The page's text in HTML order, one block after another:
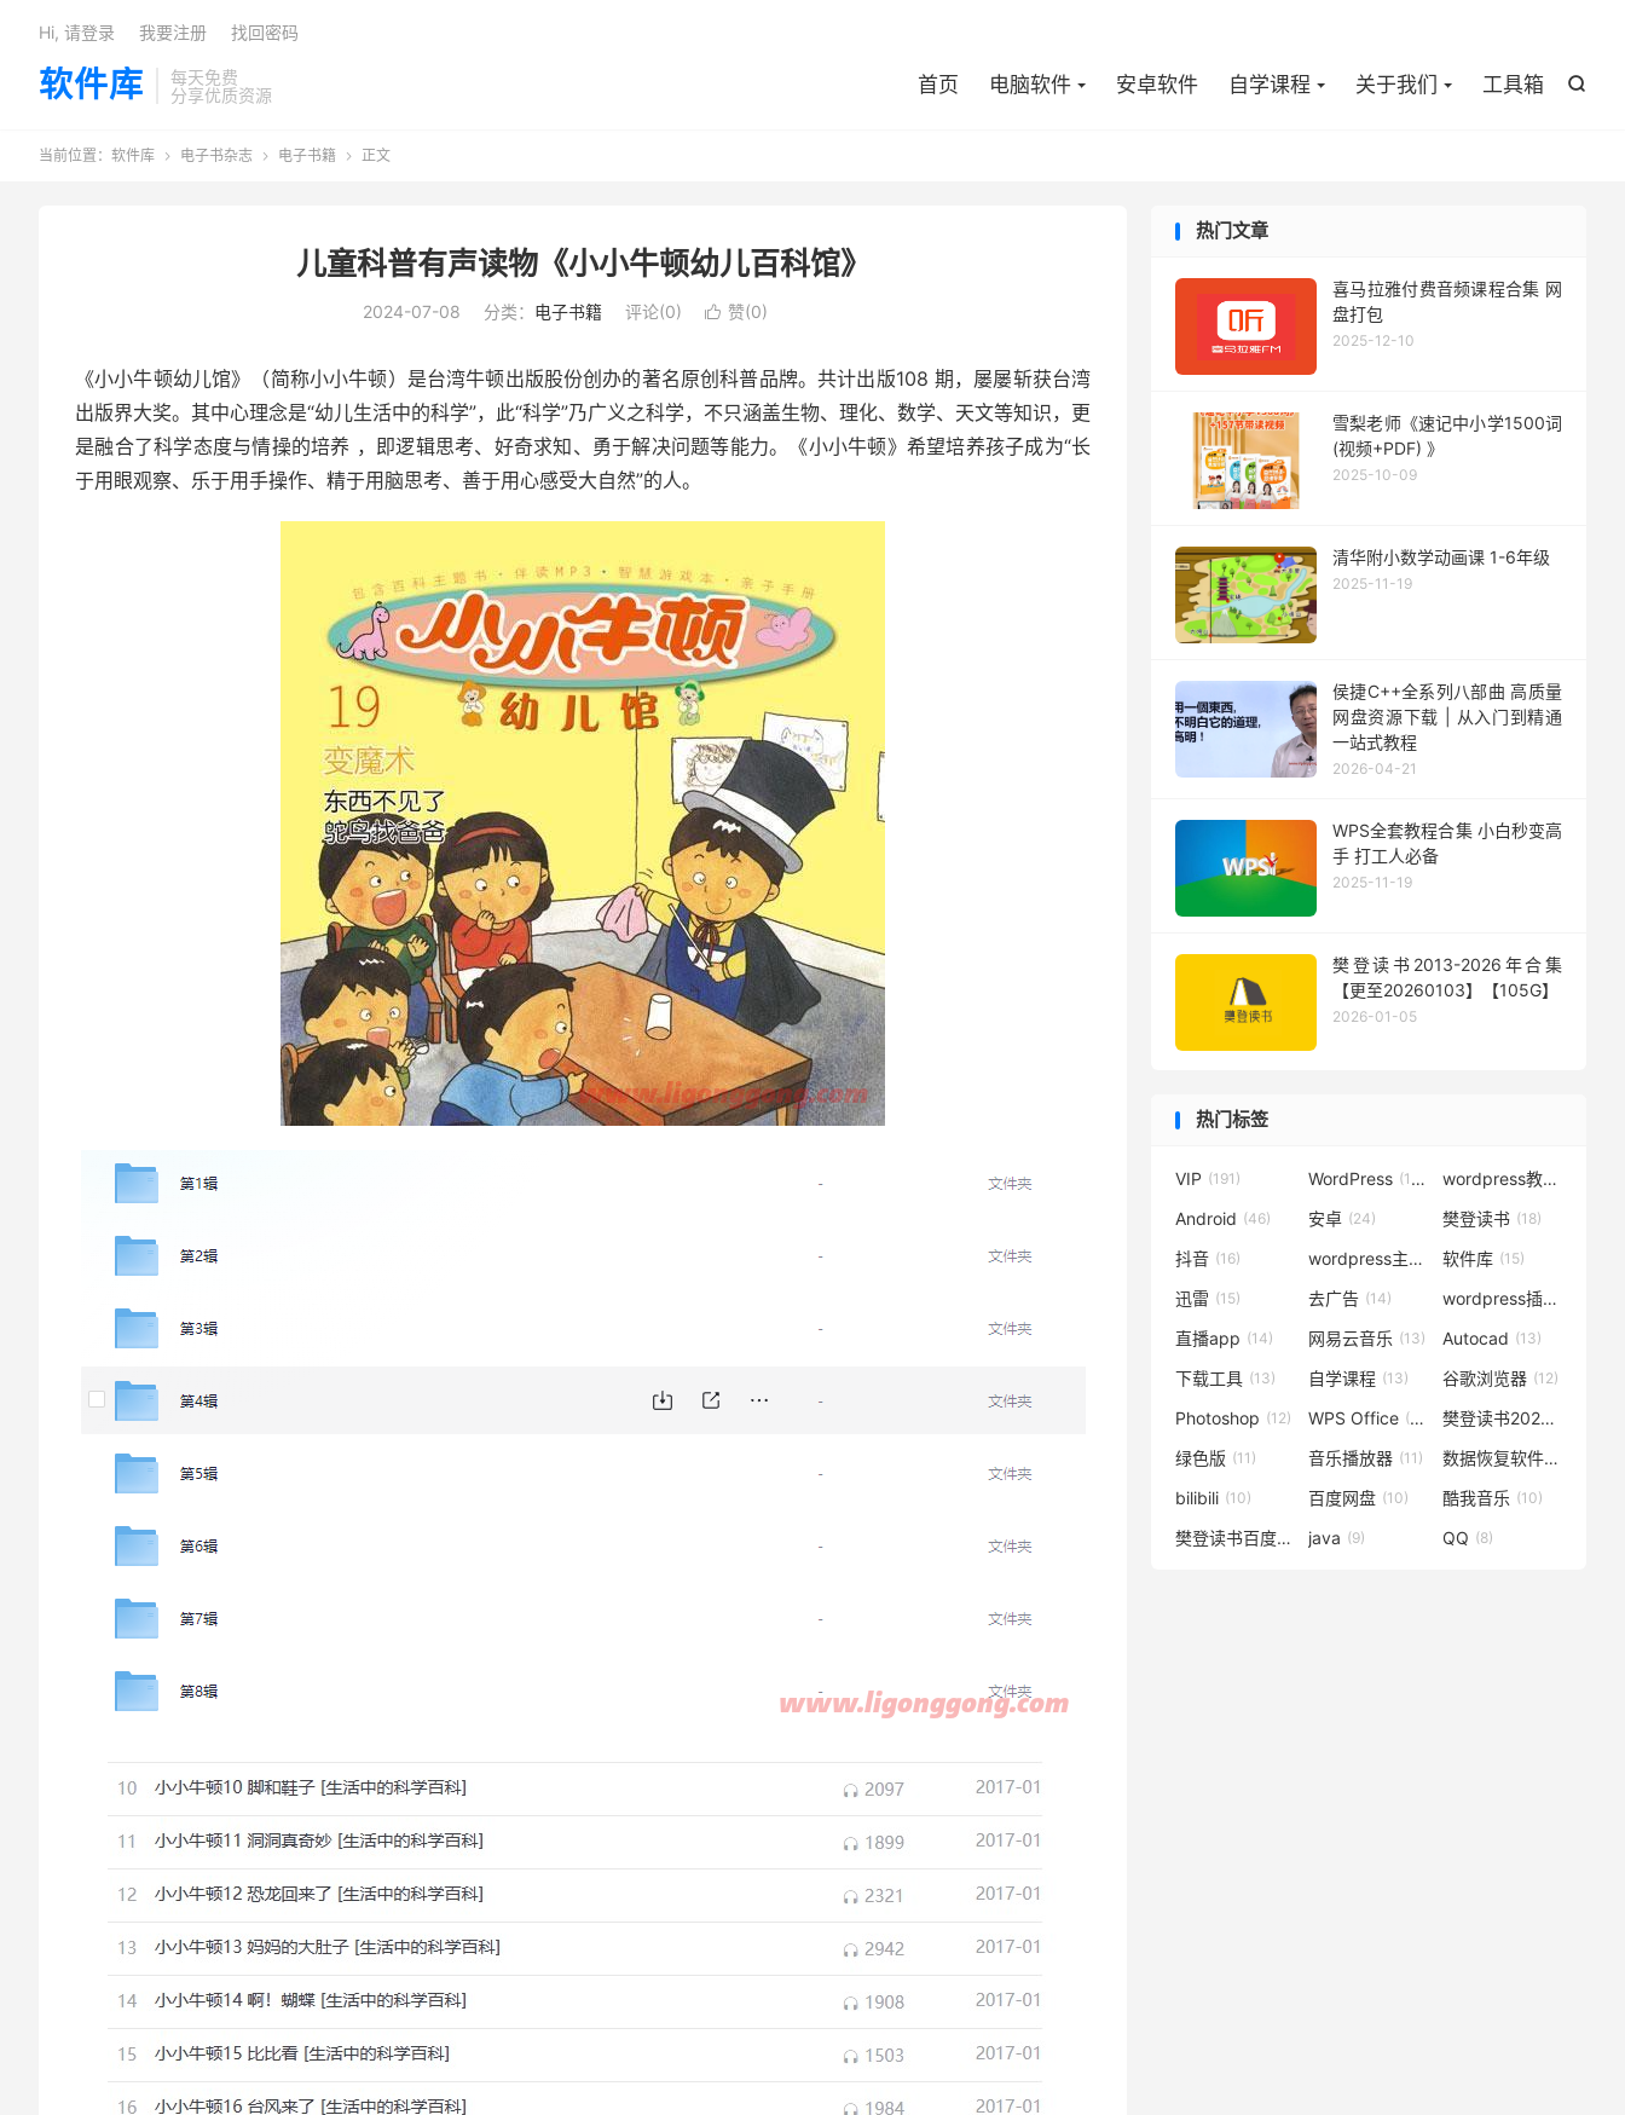
软件库
每天免费
分享优质资源

首页 电脑软件 安卓软件 自学课程 关于我们 工具箱
Hi, 请登录 我要注册 找回密码
当前位置： 软件库  电子书杂志  电子书籍  正文
儿童科普有声读物《小小牛顿幼儿百科馆》
2024-07-08 分类： 电子书籍 评论(0)  赞(0)
《小小牛顿幼儿馆》（简称小小牛顿）是台湾牛顿出版股份创办的著名原创科普品牌。共计出版108 期，屡屡斩获台湾
出版界大奖。其中心理念是“幼儿生活中的科学”，此“科学”乃广义之科学，不只涵盖生物、理化、数学、天文等知识，更
是融合了科学态度与情操的培养 ，即逻辑思考、好奇求知、勇于解决问题等能力。《小小牛顿》希望培养孩子成为“长
于用眼观察、乐于用手操作、精于用脑思考、善于用心感受大自然”的人。
热门文章
喜马拉雅付费音频课程合集 网
盘打包
2025-12-10
雪梨老师《速记中小学1500词
(视频+PDF) 》
2025-10-09
清华附小数学动画课 1-6年级
2025-11-19
侯捷C++全系列八部曲 高质量
网盘资源下载 | 从入门到精通
一站式教程
2026-04-21
WPS全套教程合集 小白秒变高
手 打工人必备
2025-11-19
樊登读书2013-2026年合集
【更至20260103】【105G】
2026-01-05
热门标签
VIP (191) WordPress (119) wordpress教程
Android (46) 安卓 (24) 樊登读书 (18)
抖音 (16) wordpress主题 (15)
软件库 (15)
迅雷 (15) 去广告 (14) wordpress插件
直播app (14) 网易云音乐 (13) Autocad (13)
下载工具 (13) 自学课程 (13) 谷歌浏览器 (12)
Photoshop (12) WPS Office (12) 樊登读书2020
绿色版 (11) 音乐播放器 (11) 数据恢复软件(11)
bilibili (10) 百度网盘 (10) 酷我音乐 (10)
樊登读书百度云 (10)
java (9) QQ (8)